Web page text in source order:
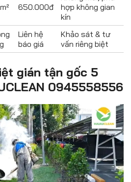
650.000đ
hợp không gian
kín
Liên hệ
báo giá
Khảo sát & tư
vấn riêng biệt
gián tận gốc 5
0945558556